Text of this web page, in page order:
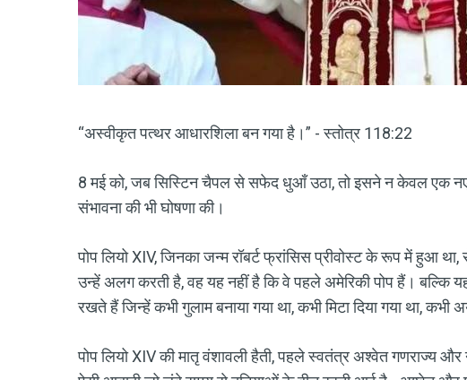
“अस्वीकृत पत्थर आधारशिला बन गया है।” - स्तोत्र 118:22
8 मई को, जब सिस्टिन चैपल से सफेद धुआँ उठा, तो इसने न केवल एक नए
संभावना की भी घोषणा की।
पोप लियो XIV, जिनका जन्म रॉबर्ट फ्रांसिस प्रीवोस्ट के रूप में हुआ
उन्हें अलग करती है, वह यह नहीं है कि वे पहले अमेरिकी पोप हैं। बल्कि
रखते हैं जिन्हें कभी गुलाम बनाया गया था, कभी मिटा दिया गया था, कभी
पोप लियो XIV की मातृ वंशावली हैती, पहले स्वतंत्र अश्वेत गणराज्य